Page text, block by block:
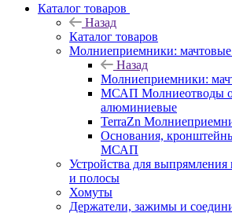
Каталог товаров
Назад
Каталог товаров
Молниеприемники:
Назад
Молниеприемники:
МСАП Молниеотводы
алюминиевые
TerraZn
Основания,
МСАП
Устройства для
и полосы
Хомуты
Держатели, зажимы и